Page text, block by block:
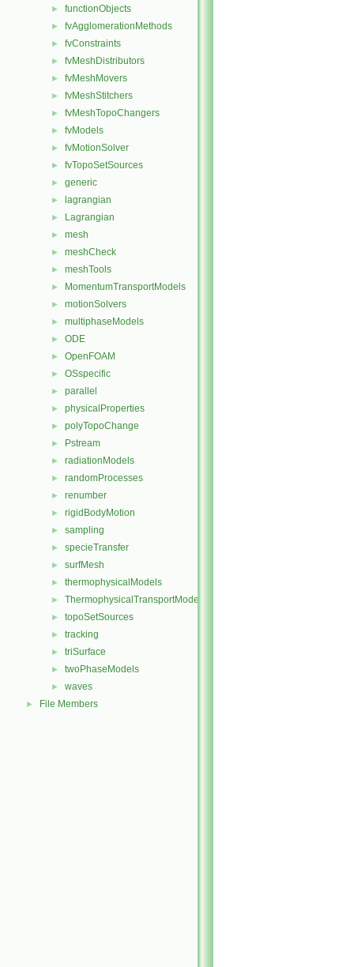
► functionObjects
► fvAgglomerationMethods
► fvConstraints
► fvMeshDistributors
► fvMeshMovers
► fvMeshStitchers
► fvMeshTopoChangers
► fvModels
► fvMotionSolver
► fvTopoSetSources
► generic
► lagrangian
► Lagrangian
► mesh
► meshCheck
► meshTools
► MomentumTransportModels
► motionSolvers
► multiphaseModels
► ODE
► OpenFOAM
► OSspecific
► parallel
► physicalProperties
► polyTopoChange
► Pstream
► radiationModels
► randomProcesses
► renumber
► rigidBodyMotion
► sampling
► specieTransfer
► surfMesh
► thermophysicalModels
► ThermophysicalTransportModels
► topoSetSources
► tracking
► triSurface
► twoPhaseModels
► waves
► File Members